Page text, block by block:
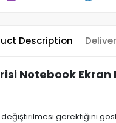
Description
Notebook
değiştirilmesi gerektiğini